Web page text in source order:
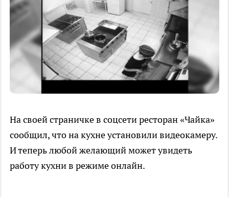
На своей страничке в соцсети ресторан «Чайка»
сообщил, что на кухне установили видеокамеру.
И теперь любой желающий может увидеть
работу кухни в режиме онлайн.